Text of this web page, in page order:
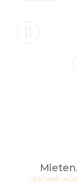
GESCHIRR,